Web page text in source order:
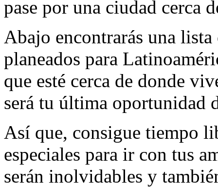
pase por una ciudad cerca
Abajo encontrarás una
planeados para
que esté cerca de donde
será tu última oportunidad
Así que, consigue tiempo
especiales para ir con tus
serán inolvidables y